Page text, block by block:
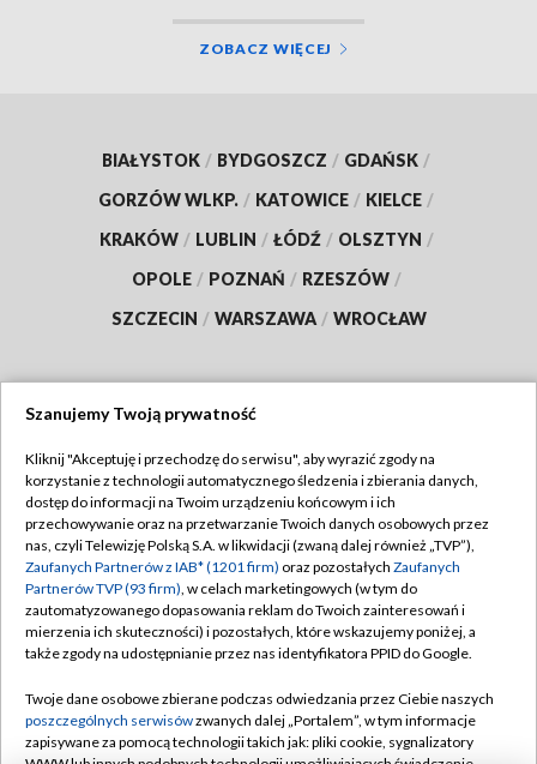
ZOBACZ WIĘCEJ
BIAŁYSTOK / BYDGOSZCZ / GDAŃSK /
GORZÓW WLKP. / KATOWICE / KIELCE /
KRAKÓW / LUBLIN / ŁÓDŹ / OLSZTYN /
OPOLE / POZNAŃ / RZESZÓW /
SZCZECIN / WARSZAWA / WROCŁAW
TVP
Abonament TVP
Emisja w TVP
Centrum informacji TVP
Naziemna Telewizja Cyfrowa
Rada Programowa
System NOS
Regulamin TVP
Polityka prywatności
Moje zgody
Pomoc
Kontakt
Szanujemy Twoją prywatność
Kliknij "Akceptuję i przechodzę do serwisu", aby wyrazić zgody na
korzystanie z technologii automatycznego śledzenia i zbierania danych,
dostęp do informacji na Twoim urządzeniu końcowym i ich
przechowywanie oraz na przetwarzanie Twoich danych osobowych przez
nas, czyli Telewizję Polską S.A. w likwidacji (zwaną dalej również „TVP”),
Zaufanych Partnerów z IAB* (1201 firm) oraz pozostałych Zaufanych
Partnerów TVP (93 firm), w celach marketingowych (w tym do
zautomatyzowanego dopasowania reklam do Twoich zainteresowań i
mierzenia ich skuteczności) i pozostałych, które wskazujemy poniżej, a
także zgody na udostępnianie przez nas identyfikatora PPID do Google.
Twoje dane osobowe zbierane podczas odwiedzania przez Ciebie naszych
poszczególnych serwisówzwanych dalej „Portalem”, w tym informacje
zapisywane za pomocą technologii takich jak: pliki cookie, sygnalizatory